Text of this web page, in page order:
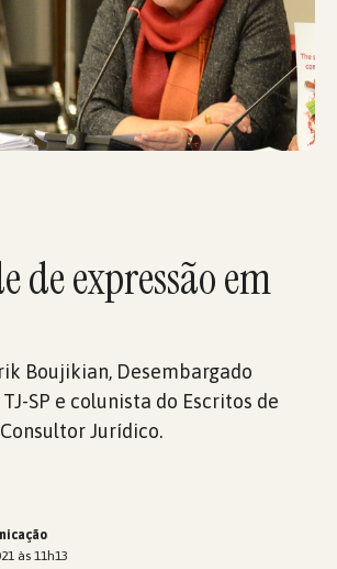
de expressão em
Boujikian, Desembargado
SP e colunista do Escritos de
Jurídico.
às 11h13